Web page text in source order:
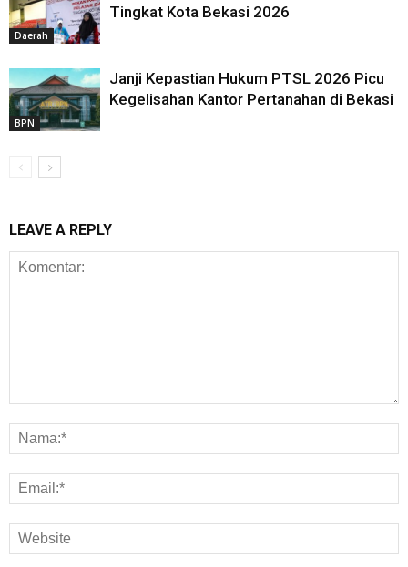
Daerah
Tingkat Kota Bekasi 2026
BPN
Janji Kepastian Hukum PTSL 2026 Picu
Kegelisahan Kantor Pertanahan di Bekasi
LEAVE A REPLY